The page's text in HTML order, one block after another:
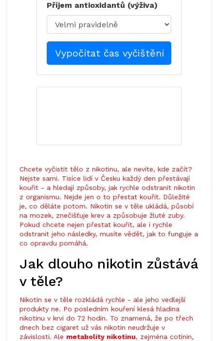
Příjem antioxidantů (výživa)
Vypočítat čas vyčištění
Chcete vyčistit tělo z nikotinu, ale nevíte, kde začít?
Nejste sami. Tisíce lidí v Česku každý den přestávají
kouřit - a hledají způsoby, jak rychle odstranit nikotin
z organismu. Nejde jen o to přestat kouřit. Důležité
je, co děláte potom. Nikotin se v těle ukládá, působí
na mozek, znečišťuje krev a způsobuje žluté zuby.
Pokud chcete nejen přestat kouřit, ale i rychle
odstranit jeho následky, musíte vědět, jak to funguje a
co opravdu pomáhá.
Jak dlouho nikotin zůstává
v těle?
Nikotin se v těle rozkládá rychle - ale jeho vedlejší
produkty ne. Po posledním kouření klesá hladina
nikotinu v krvi do 72 hodin. To znamená, že po třech
dnech bez cigaret už vás nikotin neudržuje v
závislosti. Ale metabolity nikotinu, zejména cotinin,